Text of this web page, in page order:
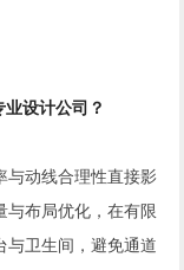
业设计公司？
与动线合理性直接影
与布局优化，在有限
与卫生间，避免通道